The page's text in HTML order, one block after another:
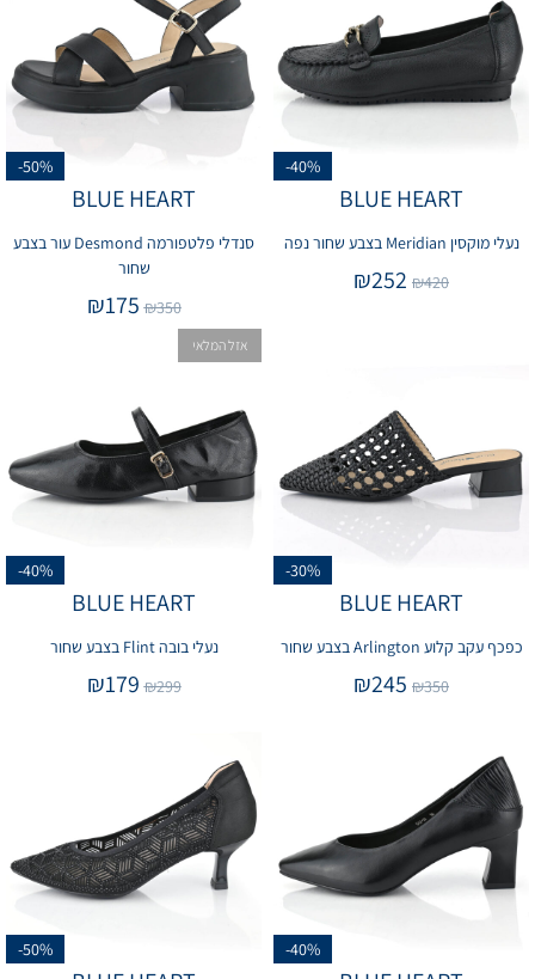
-40%
BLUE HEART
נעלי מוקסין Meridian בצבע שחור נפה
₪420
₪252
-50%
BLUE HEART
סנדלי פלטפורמה Desmond עור בצבע
שחור
₪350
₪175
-30%
BLUE HEART
כפכף עקב קלוע Arlington בצבע שחור
₪350
₪245
-40%
אזל המלאי
BLUE HEART
נעלי בובה Flint בצבע שחור
₪299
₪179
-40%
-50%